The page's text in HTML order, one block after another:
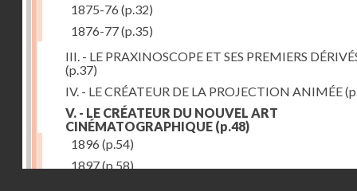
1875-76 (p.32)
1876-77(p.35)
III. - LE PRAXINOSCOPE ET SES PREMIERS
(p.37)
IV. - LE CRÉATEUR DE LA PROJECTION ANIMÉE
V. - LE CRÉATEUR DU NOUVEL ART
CINÉMATOGRAPHIQUE (p.48)
1896 (p.54)
1897(p.58)